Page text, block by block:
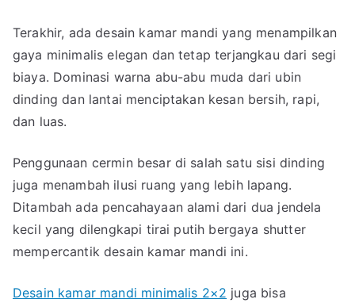
Terakhir, ada desain kamar mandi yang menampilkan
gaya minimalis elegan dan tetap terjangkau dari segi
biaya. Dominasi warna abu-abu muda dari ubin
dinding dan lantai menciptakan kesan bersih, rapi,
dan luas.
Penggunaan cermin besar di salah satu sisi dinding
juga menambah ilusi ruang yang lebih lapang.
Ditambah ada pencahayaan alami dari dua jendela
kecil yang dilengkapi tirai putih bergaya shutter
mempercantik desain kamar mandi ini.
Desain kamar mandi minimalis 2×2 juga bisa